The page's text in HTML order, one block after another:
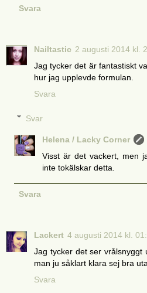
Svara
Nailtastic 2 augusti 2014 kl.
Jag tycker det är fantastiskt
hur jag upplevde formulan.
Svara
Svar
Helena / Lacky Corner
Visst är det vackert, men
inte tokälskar detta.
Svara
Lackert 4 augusti 2014 kl.
Jag tycker det ser vrålsnyggt
man ju såklart klara sej bra
Svara